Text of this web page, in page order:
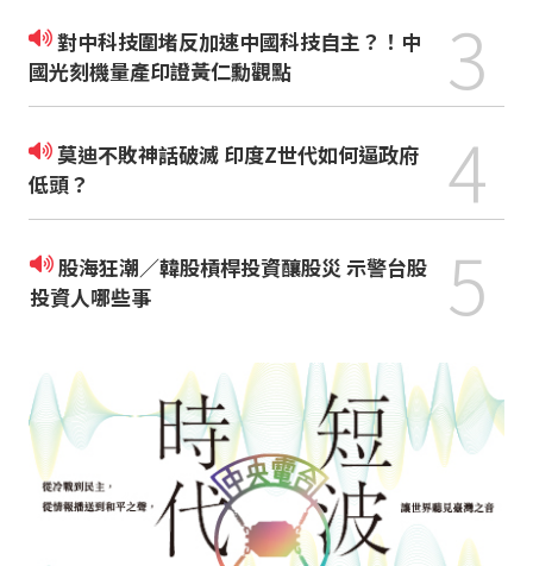
對中科技圍堵反加速中國科技自主？！中
國光刻機量產印證黃仁勳觀點
3
莫迪不敗神話破滅 印度Z世代如何逼政府
低頭？
4
股海狂潮／韓股槓桿投資釀股災 示警台股
投資人哪些事
5